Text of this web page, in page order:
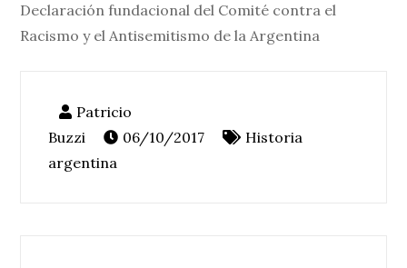
Declaración fundacional del Comité contra el
Racismo y el Antisemitismo de la Argentina
06/10/2017
Historia
argentina